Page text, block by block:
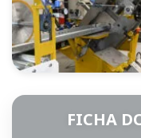
FICHA